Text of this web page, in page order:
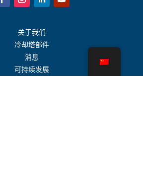
关于我们
冷却塔部件
消息
可持续发展